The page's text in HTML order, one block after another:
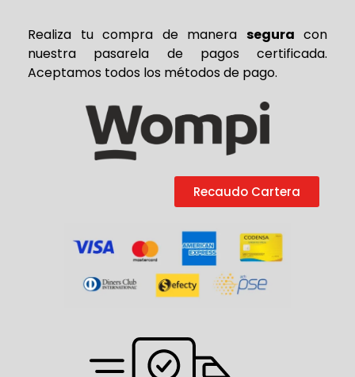
Realiza tu compra de manera segura con
nuestra pasarela de pagos certificada.
Aceptamos todos los métodos de pago.
Recaudo Cartera